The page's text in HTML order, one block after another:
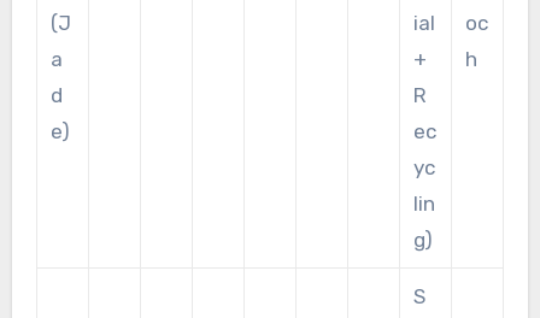
(J
a
d
e)
ial
+
R
ec
yc
lin
g)
oc
h
S